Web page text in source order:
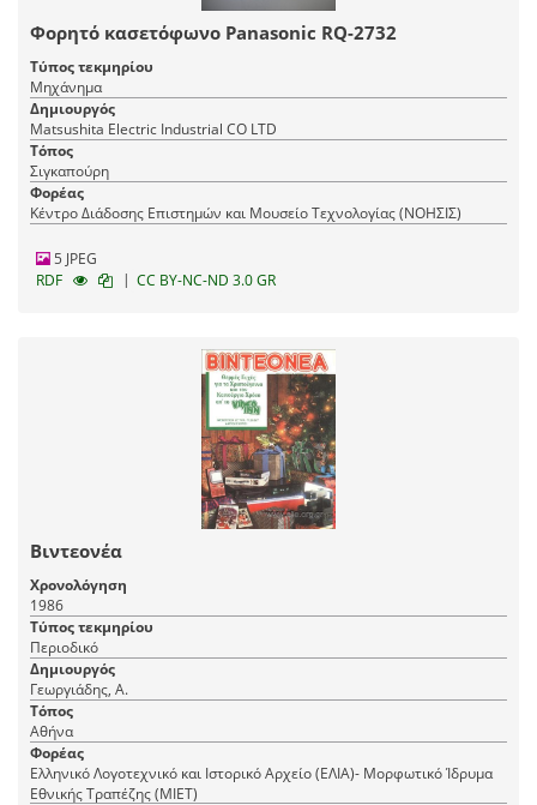
Φορητό κασετόφωνο Panasonic RQ-2732
Τύπος τεκμηρίου
Μηχάνημα
Δημιουργός
Matsushita Electric Industrial CO LTD
Τόπος
Σιγκαπούρη
Φορέας
Κέντρο Διάδοσης Επιστημών και Μουσείο Τεχνολογίας (ΝΟΗΣΙΣ)
5 JPEG
RDF
| CC BY-NC-ND 3.0 GR
Βιντεονέα
Χρονολόγηση
1986
Τύπος τεκμηρίου
Περιοδικό
Δημιουργός
Γεωργιάδης, Α.
Τόπος
Αθήνα
Φορέας
Ελληνικό Λογοτεχνικό και Ιστορικό Αρχείο (ΕΛΙΑ)- Μορφωτικό Ίδρυμα
Εθνικής Τραπέζης (ΜΙΕΤ)